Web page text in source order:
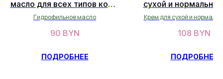
масло для всех типов кожи
100 мл
Гидрофильное масло
90 BYN
ПОДРОБНЕЕ
сухой и
50мл
Крем для сухой и
108 BYN
ПОДРОБНЕЕ